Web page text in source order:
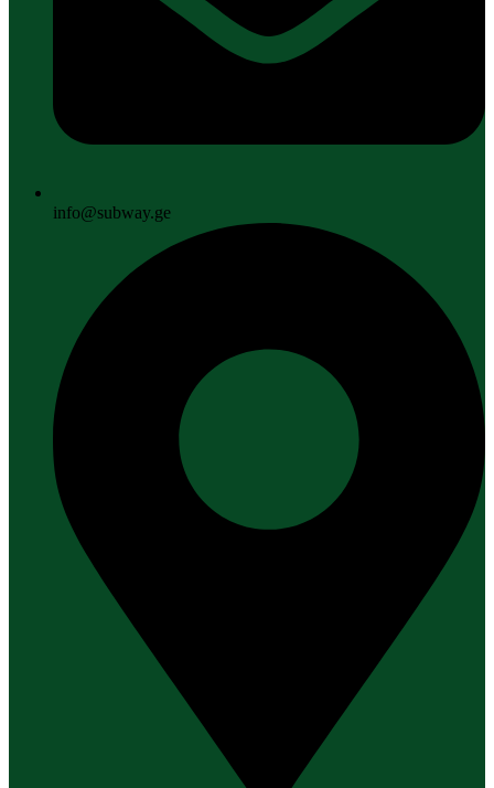
info@subway.ge